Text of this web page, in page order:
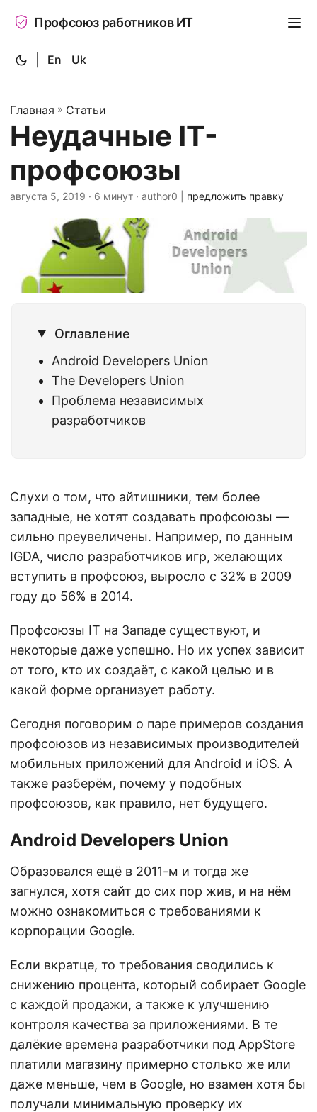
Профсоюз работников ИТ
En Uk
Главная » Статьи
Неудачные IT-
профсоюзы
августа 5, 2019 · 6 минут · author0 | предложить правку
Оглавление
Android Developers Union
The Developers Union
Проблема независимых
разработчиков
Слухи о том, что айтишники, тем более
западные, не хотят создавать профсоюзы —
сильно преувеличены. Например, по данным
IGDA, число разработчиков игр, желающих
вступить в профсоюз, выросло с 32% в 2009
году до 56% в 2014.
Профсоюзы IT на Западе существуют, и
некоторые даже успешно. Но их успех зависит
от того, кто их создаёт, с какой целью и в
какой форме организует работу.
Сегодня поговорим о паре примеров создания
профсоюзов из независимых производителей
мобильных приложений для Android и iOS. А
также разберём, почему у подобных
профсоюзов, как правило, нет будущего.
Android Developers Union
Образовался ещё в 2011-м и тогда же
загнулся, хотя сайт до сих пор жив, и на нём
можно ознакомиться с требованиями к
корпорации Google.
Если вкратце, то требования сводились к
снижению процента, который собирает Google
с каждой продажи, а также к улучшению
контроля качества за приложениями. В те
далёкие времена разработчики под AppStore
платили магазину примерно столько же или
даже меньше, чем в Google, но взамен хотя бы
получали минимальную проверку их